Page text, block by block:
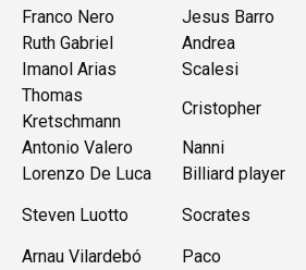
Franco Nero
Jesus Barro
Ruth Gabriel
Andrea
Imanol Arias
Scalesi
Thomas
Kretschmann
Cristopher
Antonio Valero
Nanni
Lorenzo De Luca
Billiard player
Steven Luotto
Socrates
Arnau Vilardebó
Paco